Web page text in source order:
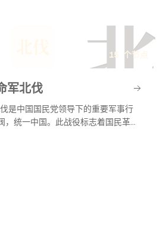
北
15 个节点
军北伐
是中国国民党领导下的重要军事行
，统一中国。此战役标志着国民革命